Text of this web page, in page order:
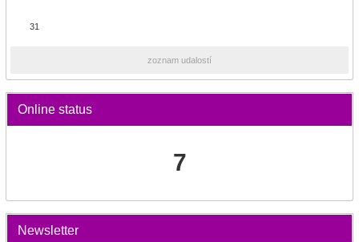
31
zoznam udalostí
Online status
7
Newsletter